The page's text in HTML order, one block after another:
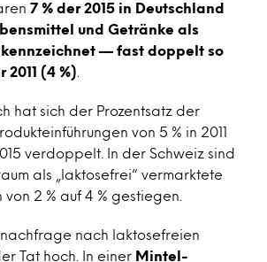
7 % der 2015 in Deutschland
und Getränke als
— fast doppelt so
(4 %)
hat sich der Prozentsatz der
von 5 % in 2011
verdoppelt. In der Schweiz sind
als „laktosefrei“ vermarktete
2 % auf 4 % gestiegen.
nach laktosefreien
Tat hoch. In einer Mintel-